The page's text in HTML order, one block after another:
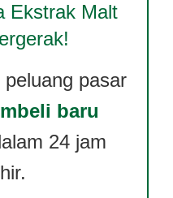
Ekstrak Malt
pasar
baru
24 jam